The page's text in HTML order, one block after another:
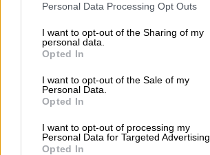
Personal Data Processing Opt Outs
I want to opt-out of the Sharing of my
personal data.
Opted In
I want to opt-out of the Sale of my
Personal Data.
Opted In
I want to opt-out of processing my
Personal Data for Targeted Advertising.
Opted In
Brauhaus Schreckenskammer
Épuisé